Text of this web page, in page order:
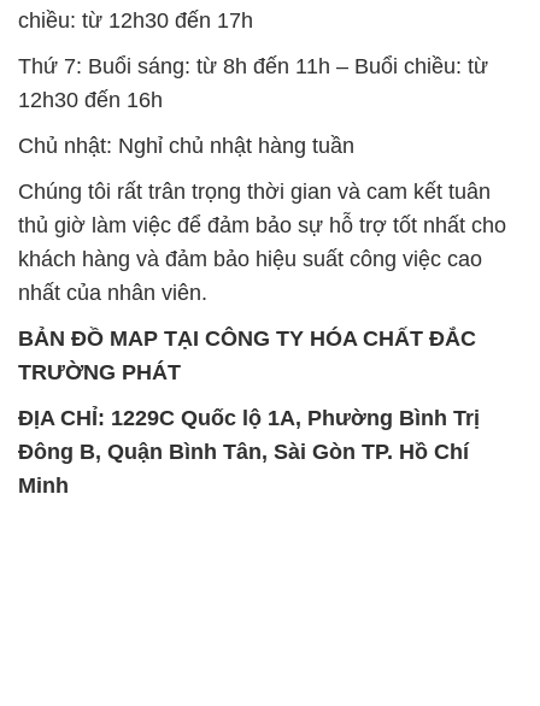
chiều: từ 12h30 đến 17h
Thứ 7: Buổi sáng: từ 8h đến 11h – Buổi chiều: từ
12h30 đến 16h
Chủ nhật: Nghỉ chủ nhật hàng tuần
Chúng tôi rất trân trọng thời gian và cam kết tuân
thủ giờ làm việc để đảm bảo sự hỗ trợ tốt nhất cho
khách hàng và đảm bảo hiệu suất công việc cao
nhất của nhân viên.
BẢN ĐỒ MAP TẠI CÔNG TY HÓA CHẤT ĐẮC
TRƯỜNG PHÁT
ĐỊA CHỈ: 1229C Quốc lộ 1A, Phường Bình Trị
Đông B, Quận Bình Tân, Sài Gòn TP. Hồ Chí
Minh